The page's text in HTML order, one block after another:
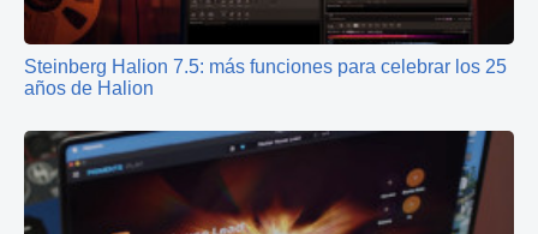
Steinberg Halion 7.5: más funciones para celebrar los 25
años de Halion